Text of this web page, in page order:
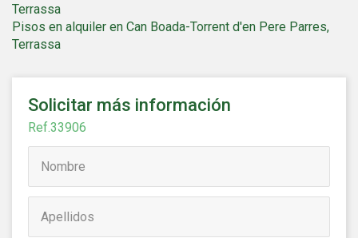
Terrassa
Pisos en alquiler en Can Boada-Torrent d'en Pere Parres,
Terrassa
Solicitar más información
Ref.33906